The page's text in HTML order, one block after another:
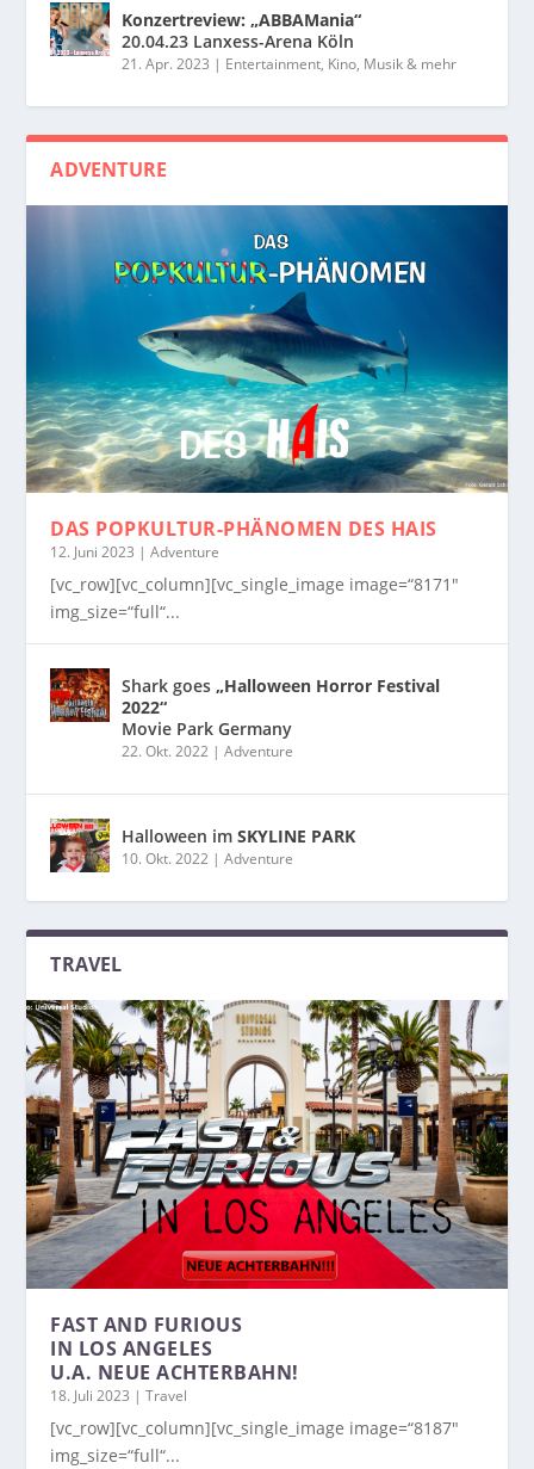
Konzertreview: „ABBAMania“
20.04.23 Lanxess-Arena Köln
21. Apr. 2023 | Entertainment, Kino, Musik & mehr
ADVENTURE
DAS POPKULTUR-PHÄNOMEN DES HAIS
12. Juni 2023 |Adventure
[vc_row][vc_column][vc_single_image image=“8171″
img_size=“full“...
Shark goes„Halloween Horror Festival
2022“
Movie Park Germany
22. Okt. 2022 |Adventure
Halloween imSKYLINE PARK
10. Okt. 2022 |Adventure
TRAVEL
FAST AND FURIOUS
IN LOS ANGELES
U.A. NEUE ACHTERBAHN!
18. Juli 2023 |Travel
[vc_row][vc_column][vc_single_image image=“8187″
img_size=“full“...